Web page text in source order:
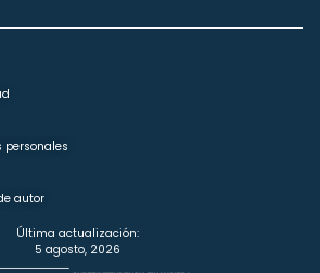
personales
autor
Última actualización:
5 agosto, 2026